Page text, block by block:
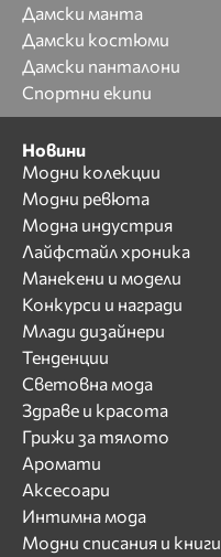
Дамски манта
Дамски костюми
Дамски панталони
Спортни екипи
Новини
Модни колекции
Модни ревюта
Модна индустрия
Лайфстайл хроника
Манекени и модели
Конкурси и награди
Млади дизайнери
Тенденции
Световна мода
Здраве и красота
Грижи за тялото
Аромати
Аксесоари
Интимна мода
Модни списания и книги